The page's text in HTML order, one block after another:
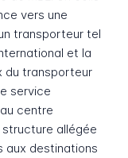
vers une
transporteur tel
et la
du transporteur
service
centre
allégée
aux destinations